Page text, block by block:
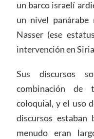
un barco israelí
un nivel
Nasser (ese
intervención en
Sus discursos
combinación de
coloquial, y el uso
discursos estaban
menudo eran